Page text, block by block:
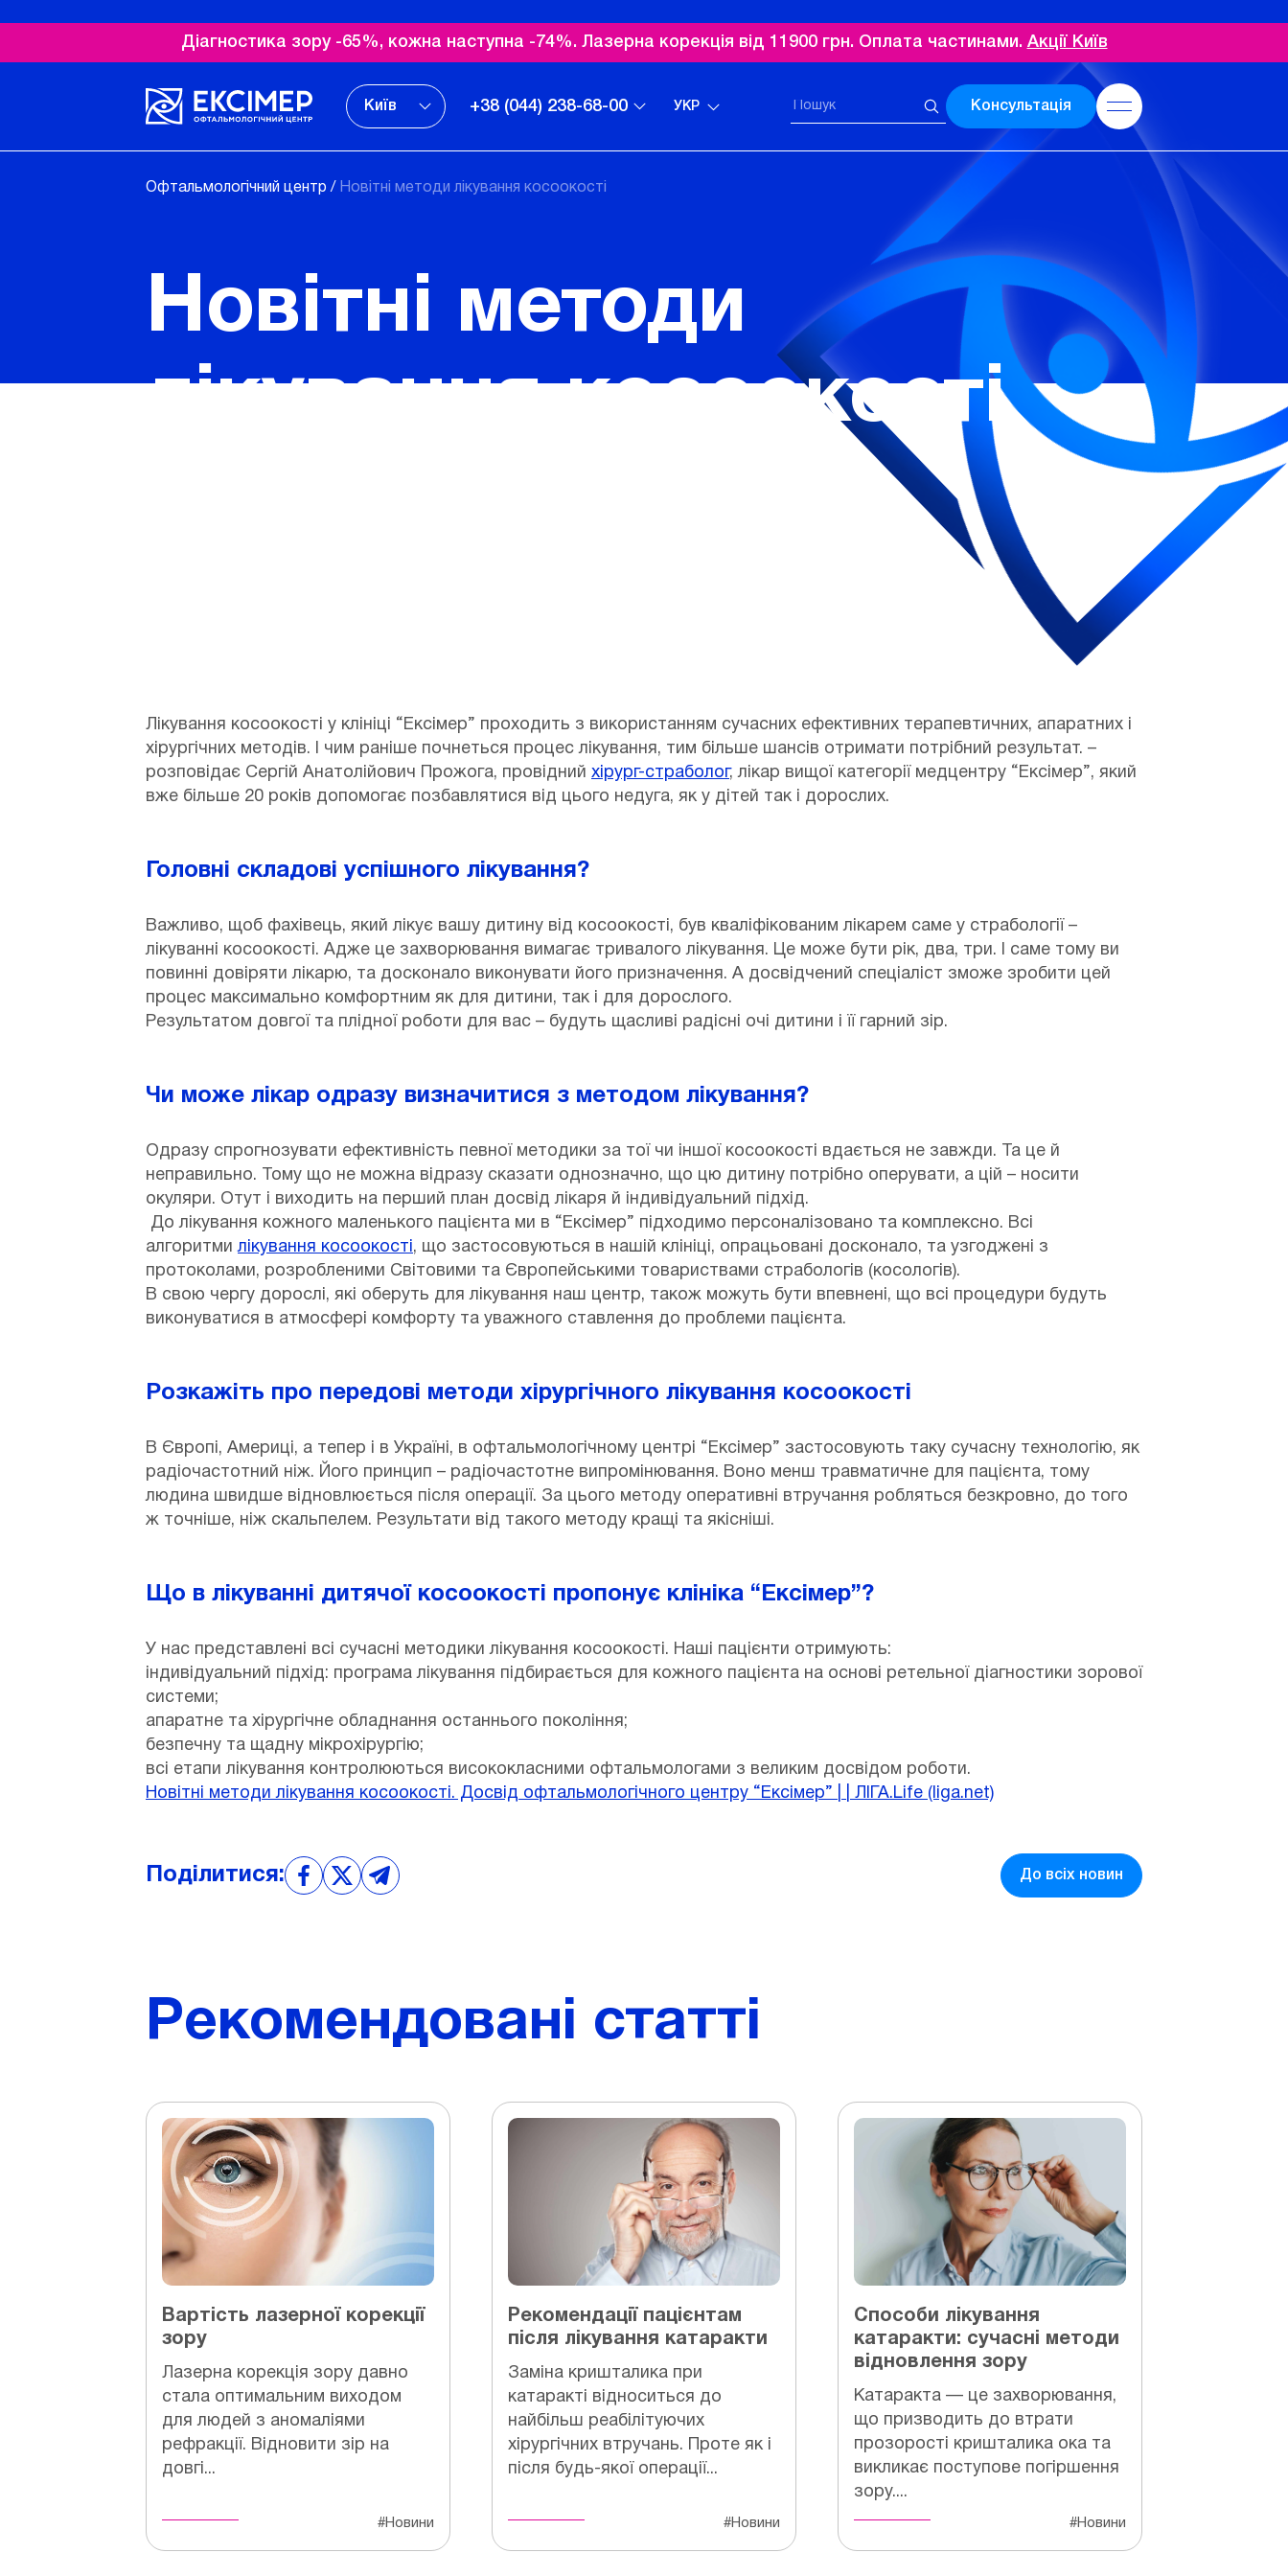
Діагностика зору -65%, кожна наступна -74%. Лазерна корекція від 11900 грн. Оплата частинами. Акції Київ
Київ +38 (044) 238-68-00 УКР Консультація
Офтальмологічний центр / Новітні методи лікування косоокості
Новітні методи
лікування косоокості
Лікування косоокості у клініці “Ексімер” проходить з використанням сучасних ефективних терапевтичних, апаратних і
хірургічних методів. І чим раніше почнеться процес лікування, тим більше шансів отримати потрібний результат. –
розповідає Сергій Анатолійович Прожога, провідний хірург-страболог, лікар вищої категорії медцентру “Ексімер”, який
вже більше 20 років допомогає позбавлятися від цього недуга, як у дітей так і дорослих.
Головні складові успішного лікування?
Важливо, щоб фахівець, який лікує вашу дитину від косоокості, був кваліфікованим лікарем саме у страбології –
лікуванні косоокості. Адже це захворювання вимагає тривалого лікування. Це може бути рік, два, три. І саме тому ви
повинні довіряти лікарю, та досконало виконувати його призначення. А досвідчений спеціаліст зможе зробити цей
процес максимально комфортним як для дитини, так і для дорослого.
Результатом довгої та плідної роботи для вас – будуть щасливі радісні очі дитини і її гарний зір.
Чи може лікар одразу визначитися з методом лікування?
Одразу спрогнозувати ефективність певної методики за тої чи іншої косоокості вдається не завжди. Та це й
неправильно. Тому що не можна відразу сказати однозначно, що цю дитину потрібно оперувати, а цій – носити
окуляри. Отут і виходить на перший план досвід лікаря й індивідуальний підхід.
До лікування кожного маленького пацієнта ми в “Ексімер” підходимо персоналізовано та комплексно. Всі
алгоритмилікування косоокості, що застосовуються в нашій клініці, опрацьовані досконало, та узгоджені з
протоколами, розробленими Світовими та Європейськими товариствами страбологів (косологів).
В свою чергу дорослі, які оберуть для лікування наш центр, також можуть бути впевнені, що всі процедури будуть
виконуватися в атмосфері комфорту та уважного ставлення до проблеми пацієнта.
Розкажіть про передові методи хірургічного лікування косоокості
В Європі, Америці, а тепер і в Україні, в офтальмологічному центрі “Ексімер” застосовують таку сучасну технологію, як
радіочастотний ніж. Його принцип – радіочастотне випромінювання. Воно менш травматичне для пацієнта, тому
людина швидше відновлюється після операції. За цього методу оперативні втручання робляться безкровно, до того
ж точніше, ніж скальпелем. Результати від такого методу кращі та якісніші.
Що в лікуванні дитячої косоокості пропонує клініка “Ексімер”?
У нас представлені всі сучасні методики лікування косоокості. Наші пацієнти отримують:
індивідуальний підхід: програма лікування підбирається для кожного пацієнта на основі ретельної діагностики зорової
системи;
апаратне та хірургічне обладнання останнього покоління;
безпечну та щадну мікрохірургію;
всі етапи лікування контролюються висококласними офтальмологами з великим досвідом роботи.
Новітні методи лікування косоокості. Досвід офтальмологічного центру “Ексімер” | | ЛІГА.Life (liga.net)
Поділитися: До всіх новин
Рекомендовані статті
Вартість лазерної корекції
зору
Лазерна корекція зору давно
стала оптимальним виходом
для людей з аномаліями
рефракції. Відновити зір на
довгі...
#Новини
Рекомендації пацієнтам
після лікування катаракти
Заміна кришталика при
катаракті відноситься до
найбільш реабілітуючих
хірургічних втручань. Проте як і
після будь-якої операції...
#Новини
Способи лікування
катаракти: сучасні методи
відновлення зору
Катаракта — це захворювання,
що призводить до втрати
прозорості кришталика ока та
викликає поступове погіршення
зору....
#Новини